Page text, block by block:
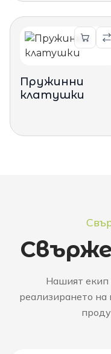
Пружинни
клатушки
Нашият екип
реализирането